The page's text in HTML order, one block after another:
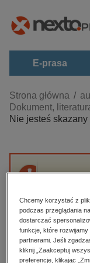
E-prasa
Kategorie
Zobacz wszystkie
biznesowe,
darmowe
edukacja
hobby,
komputery,
Strona główna
Dokument,
Nie jesteś skazany
High-contrast mode
Polecane
Chcemy korzystać z
podczas przeglądania
dostarczać
funkcje, które rozwijamy
partnerami. Jeśli
kliknij „Zaakceptuj
preferencje, klikając